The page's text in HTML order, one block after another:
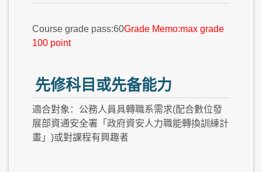
Course grade pass:60Grade Memo:max grade
100 point
先修科目或先备能力
適合對象：公務人員具轉職系需求(配合數位發
展部資通安全署「政府資安人力職能轉換訓練計
畫」)或對課程有興趣者